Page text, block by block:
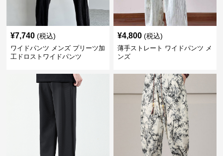
¥7,740 (税込)
ワイドパンツ メンズ プリーツ加
工ドロストワイドパンツ
¥4,800 (税込)
薄手ストレート ワイドパンツ メ
ンズ